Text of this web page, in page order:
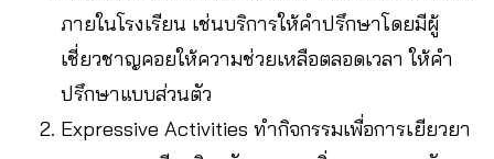
ภายในโรงเรียน เช่นบริการให้คําปรึกษาโดยมีผู้
เชี่ยวชาญคอยให้ความช่วยเหลือตลอดเวลา ให้คํา
ปรึกษาแบบส่วนตัว
Expressive Activities ทํากิจกรรมเพื่อการเยียวยา